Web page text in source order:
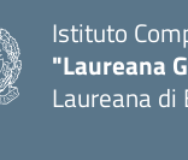
Istituto
"Laureana
Laureana di